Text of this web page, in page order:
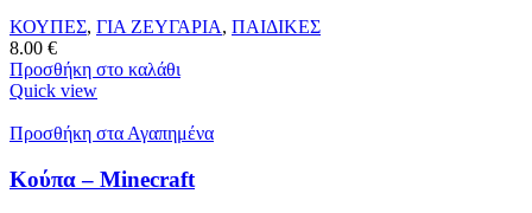
ΚΟΥΠΕΣ, ΓΙΑ ΖΕΥΓΑΡΙΑ, ΠΑΙΔΙΚΕΣ
8.00 €
Προσθήκη στο καλάθι
Quick view
Προσθήκη στα Αγαπημένα
Κούπα – Minecraft